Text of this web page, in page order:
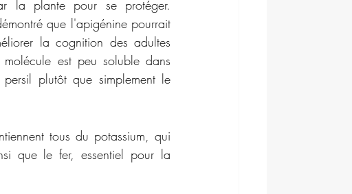
la plante pour se protéger.
que l'apigénine pourrait
la cognition des adultes
est peu soluble dans
plutôt que simplement le
tous du potassium, qui
que le fer, essentiel pour la